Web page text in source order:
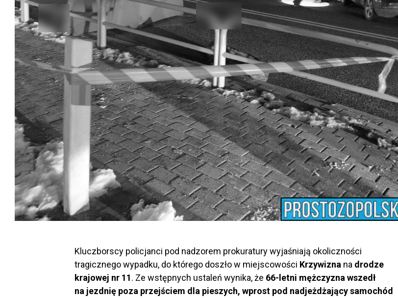
Kluczborscy policjanci pod nadzorem prokuratury wyjaśniają okoliczności
tragicznego wypadku, do którego doszło w miejscowości Krzywizna na drodze
krajowej nr 11. Ze wstępnych ustaleń wynika, że 66-letni mężczyzna wszedł
na jezdnię poza przejściem dla pieszych, wprost pod nadjeżdżający samochód